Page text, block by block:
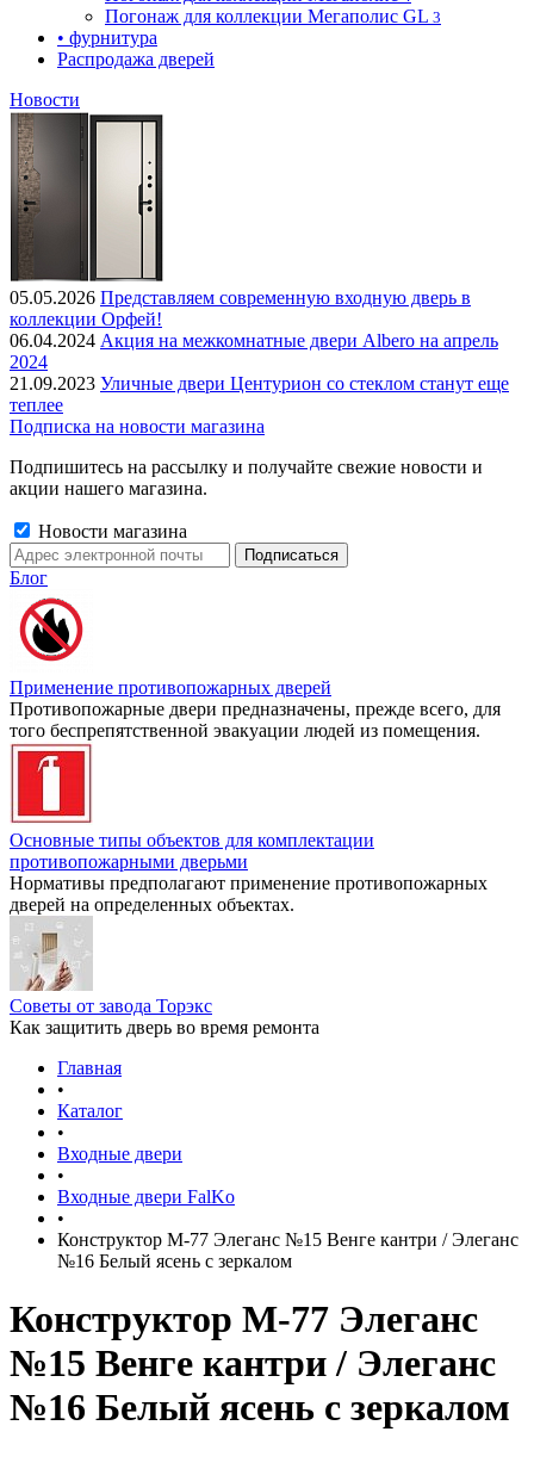
Погонаж для коллекции Мегаполис GL 3
• фурнитура
Распродажа дверей
Новости
05.05.2026 Представляем современную входную дверь в
коллекции Орфей!
06.04.2024 Акция на межкомнатные двери Albero на апрель
2024
21.09.2023 Уличные двери Центурион со стеклом станут еще
теплее
Подписка на новости магазина
Подпишитесь на рассылку и получайте свежие новости и
акции нашего магазина.
Новости магазина
Блог
Применение противопожарных дверей
Противопожарные двери предназначены, прежде всего, для
того беспрепятственной эвакуации людей из помещения.
Основные типы объектов для комплектации
противопожарными дверьми
Нормативы предполагают применение противопожарных
дверей на определенных объектах.
Советы от завода Торэкс
Как защитить дверь во время ремонта
Главная
•
Каталог
•
Входные двери
•
Входные двери FalKo
•
Конструктор М-77 Элеганс №15 Венге кантри / Элеганс
№16 Белый ясень с зеркалом
Конструктор М-77 Элеганс
№15 Венге кантри / Элеганс
№16 Белый ясень с зеркалом